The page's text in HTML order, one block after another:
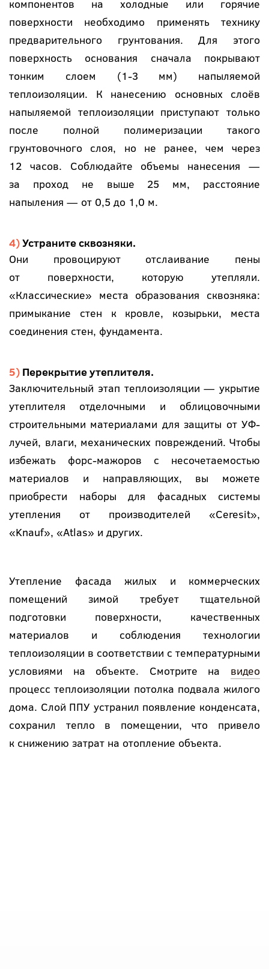
компонентов на холодные или горячие
поверхности необходимо применять технику
предварительного грунтования. Для этого
поверхность основания сначала покрывают
тонким слоем (1-3 мм) напыляемой
теплоизоляции. К нанесению основных слоёв
напыляемой теплоизоляции приступают только
после полной полимеризации такого
грунтовочного слоя, но не ранее, чем через
12 часов. Соблюдайте объемы нанесения —
за проход не выше 25 мм, расстояние
напыления — от 0,5 до 1,0 м.
Устраните сквозняки.
Они провоцируют отслаивание пены
от поверхности, которую утепляли.
«Классические» места образования сквозняка:
примыкание стен к кровле, козырьки, места
соединения стен, фундамента.
Перекрытие утеплителя.
Заключительный этап теплоизоляции — укрытие
утеплителя отделочными и облицовочными
строительными материалами для защиты от УФ-
лучей, влаги, механических повреждений. Чтобы
избежать форс-мажоров с несочетаемостью
материалов и направляющих, вы можете
приобрести наборы для фасадных системы
утепления от производителей «Ceresit»,
«Knаuf», «Atlаs» и других.
Утепление фасада жилых и коммерческих
помещений зимой требует тщательной
подготовки поверхности, качественных
материалов и соблюдения технологии
теплоизоляции в соответствии с температурными
условиями на объекте. Смотрите на видео
процесс теплоизоляции потолка подвала жилого
дома. Слой ППУ устранил появление конденсата,
сохранил тепло в помещении, что привело
к снижению затрат на отопление объекта.